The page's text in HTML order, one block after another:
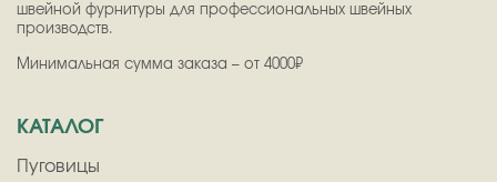
швейной фурнитуры для профессиональных швейных
производств.
Минимальная сумма заказа – от 4000₽
КАТАЛОГ
Пуговицы